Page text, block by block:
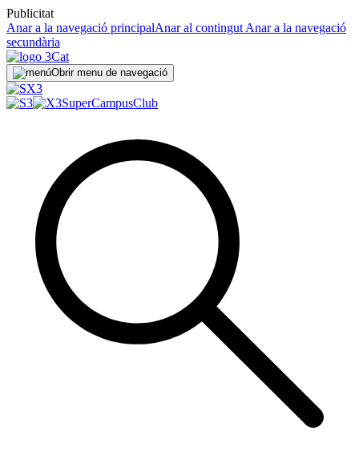
Publicitat
Anar a la navegació principalAnar al contingut Anar a la navegació
secundària
Obrir menu de navegació
SuperCampusClub